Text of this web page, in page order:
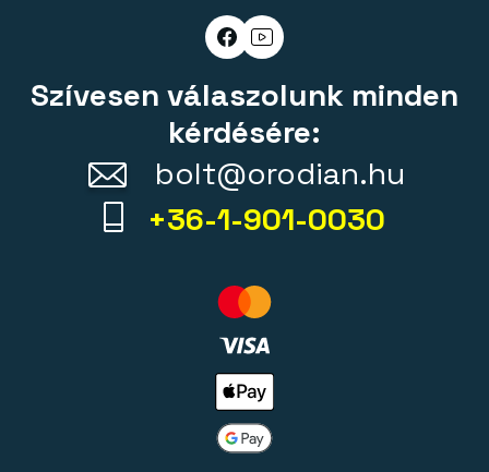
Szívesen válaszolunk minden
kérdésére:
bolt@orodian.hu
+36-1-901-0030